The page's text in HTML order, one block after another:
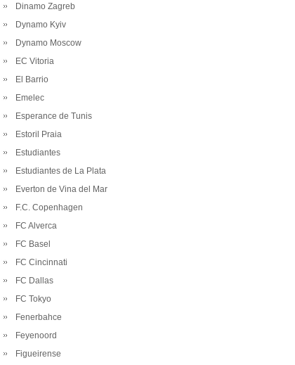
Dinamo Zagreb
Dynamo Kyiv
Dynamo Moscow
EC Vitoria
El Barrio
Emelec
Esperance de Tunis
Estoril Praia
Estudiantes
Estudiantes de La Plata
Everton de Vina del Mar
F.C. Copenhagen
FC Alverca
FC Basel
FC Cincinnati
FC Dallas
FC Tokyo
Fenerbahce
Feyenoord
Figueirense